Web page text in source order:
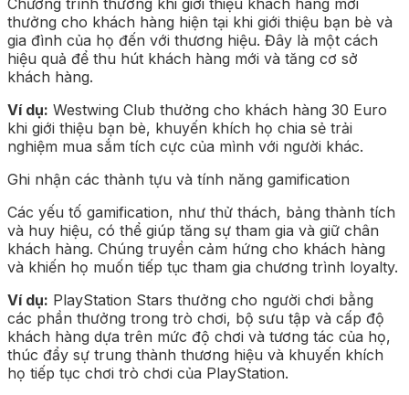
thưởng cho khách hàng hiện tại khi giới thiệu bạn bè và
gia đình của họ đến với thương hiệu. Đây là một cách
hiệu quả để thu hút khách hàng mới và tăng cơ sở
khách hàng.
Ví dụ: Westwing Club thưởng cho khách hàng 30 Euro
khi giới thiệu bạn bè, khuyến khích họ chia sẻ trải
nghiệm mua sắm tích cực của mình với người khác.
Ghi nhận các thành tựu và tính năng gamification
Các yếu tố gamification, như thử thách, bảng thành tích
và huy hiệu, có thể giúp tăng sự tham gia và giữ chân
khách hàng. Chúng truyền cảm hứng cho khách hàng
và khiến họ muốn tiếp tục tham gia chương trình loyalty.
Ví dụ: PlayStation Stars thưởng cho người chơi bằng
các phần thưởng trong trò chơi, bộ sưu tập và cấp độ
khách hàng dựa trên mức độ chơi và tương tác của họ,
thúc đẩy sự trung thành thương hiệu và khuyến khích
họ tiếp tục chơi trò chơi của PlayStation.